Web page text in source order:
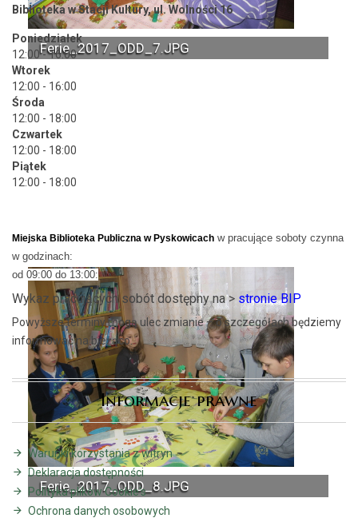
Ferie_2017_ODD_7.JPG
Ferie_2017_ODD_8.JPG
Biblioteka w Stacji Kultury, ul. Wolności 16
Poniedziałek
12:00 - 16:00
Wtorek
12:00 - 16:00
Środa
12:00 - 18:00
Czwartek
12:00 - 18:00
Piątek
12:00 - 18:00
Miejska Biblioteka Publiczna w Pyskowicach w pracujące soboty czynna
w godzinach:
od 09:00 do 13:00:
Wykaz pracujących sobót dostępny na > stronie BIP
Powyższe terminy mogą ulec zmianie – o szczegółach będziemy
informować na bieżąco.
Informacje prawne
Warunki korzystania z witryn
Deklaracja dostępności
Polityka plików Cookie's
Ochrona danych osobowych